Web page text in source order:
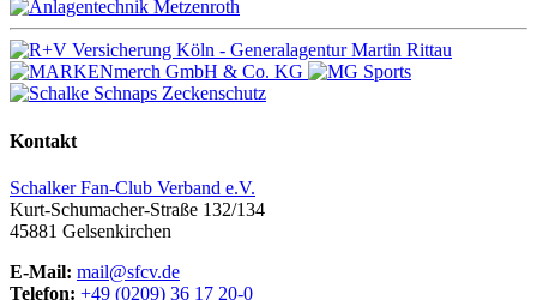
Kontakt
Schalker Fan-Club Verband e.V.
Kurt-Schumacher-Straße 132/134
45881 Gelsenkirchen
E-Mail: mail@sfcv.de
Telefon: +49 (0209) 36 17 20-0